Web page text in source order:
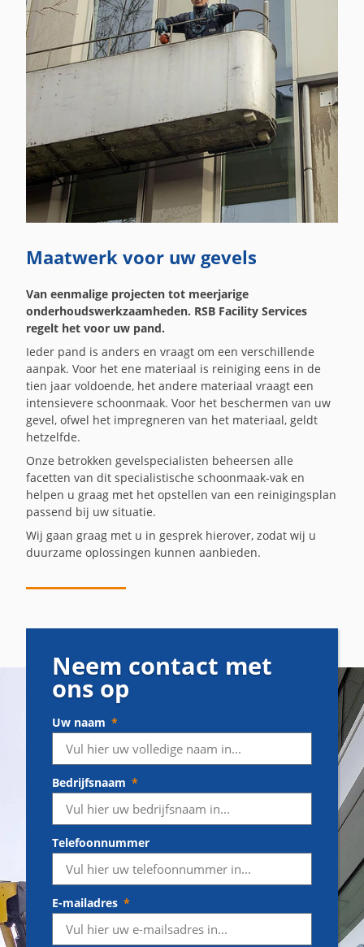
Maatwerk voor uw gevels
Van eenmalige projecten tot meerjarige
onderhoudswerkzaamheden. RSB Facility Services
regelt het voor uw pand.
Ieder pand is anders en vraagt om een verschillende
aanpak. Voor het ene materiaal is reiniging eens in de
tien jaar voldoende, het andere materiaal vraagt een
intensievere schoonmaak. Voor het beschermen van uw
gevel, ofwel het impregneren van het materiaal, geldt
hetzelfde.
Onze betrokken gevelspecialisten beheersen alle
facetten van dit specialistische schoonmaak-vak en
helpen u graag met het opstellen van een reinigingsplan
passend bij uw situatie.
Wij gaan graag met u in gesprek hierover, zodat wij u
duurzame oplossingen kunnen aanbieden.
Neem contact met
ons op
Uw naam
Bedrijfsnaam
Telefoonnummer
E-mailadres